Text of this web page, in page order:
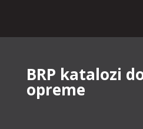
BRP katalozi
opreme